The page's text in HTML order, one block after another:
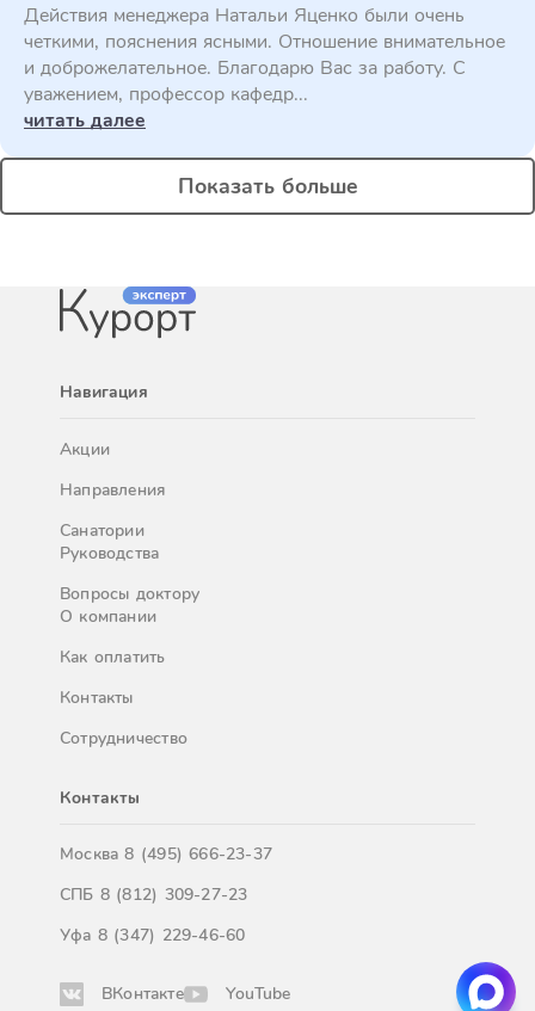
Действия менеджера Натальи Яценко были очень
четкими, пояснения ясными. Отношение внимательное
и доброжелательное. Благодарю Вас за работу. С
уважением, профессор кафедр...
читать далее
Показать больше
Навигация
Акции
Направления
Санатории
Руководства
Вопросы доктору
О компании
Как оплатить
Контакты
Сотрудничество
Контакты
Москва8 (495) 666-23-37
СПБ 8 (812) 309-27-23
Уфа 8 (347) 229-46-60
ВКонтакте YouTube